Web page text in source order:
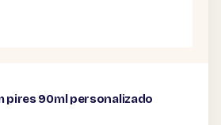
pires 90ml personalizado